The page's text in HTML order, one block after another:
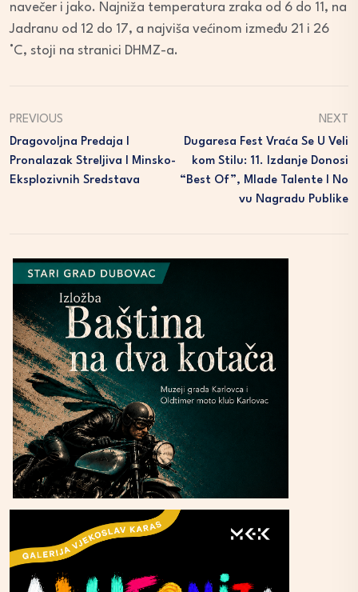
navečer i jako. Najniža temperatura zraka od 6 do 11, na
Jadranu od 12 do 17, a najviša većinom između 21 i 26
°C, stoji na stranici DHMZ-a.
PREVIOUS
Dragovoljna Predaja I
Pronalazak Streljiva I Minsko-
Eksplozivnih Sredstava
NEXT
Dugaresa Fest Vraća Se U Veli
Kom Stilu: 11. Izdanje Donosi
“best Of”, Mlade Talente I No
Vu Nagradu Publike